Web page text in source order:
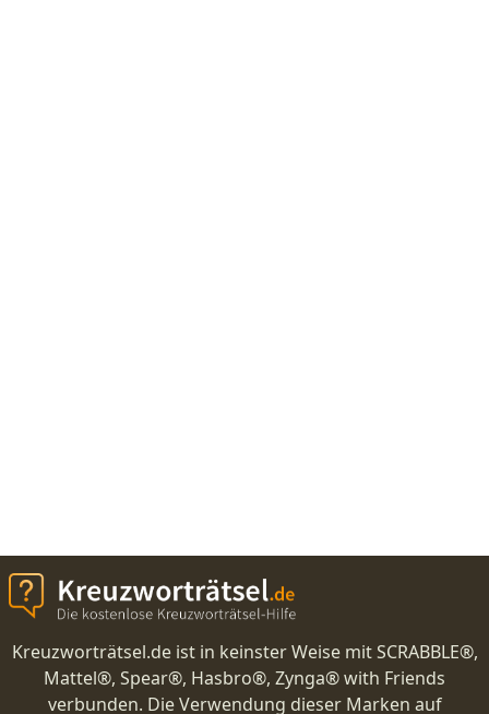
Kreuzworträtsel.de ist in keinster Weise mit SCRABBLE®,
Mattel®, Spear®, Hasbro®, Zynga® with Friends
verbunden. Die Verwendung dieser Marken auf